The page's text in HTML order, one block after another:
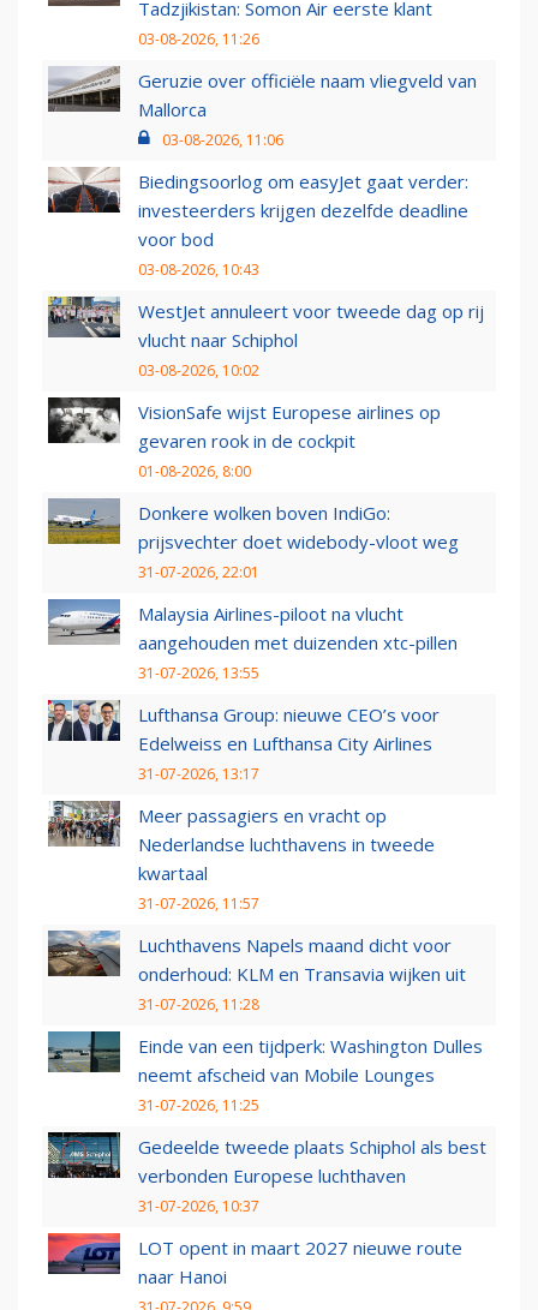
Tadzjikistan: Somon Air eerste klant
03-08-2026, 11:26
Geruzie over officiële naam vliegveld van
Mallorca
03-08-2026, 11:06
Biedingsoorlog om easyJet gaat verder:
investeerders krijgen dezelfde deadline
voor bod
03-08-2026, 10:43
WestJet annuleert voor tweede dag op rij
vlucht naar Schiphol
03-08-2026, 10:02
VisionSafe wijst Europese airlines op
gevaren rook in de cockpit
01-08-2026, 8:00
Donkere wolken boven IndiGo:
prijsvechter doet widebody-vloot weg
31-07-2026, 22:01
Malaysia Airlines-piloot na vlucht
aangehouden met duizenden xtc-pillen
31-07-2026, 13:55
Lufthansa Group: nieuwe CEO’s voor
Edelweiss en Lufthansa City Airlines
31-07-2026, 13:17
Meer passagiers en vracht op
Nederlandse luchthavens in tweede
kwartaal
31-07-2026, 11:57
Luchthavens Napels maand dicht voor
onderhoud: KLM en Transavia wijken uit
31-07-2026, 11:28
Einde van een tijdperk: Washington Dulles
neemt afscheid van Mobile Lounges
31-07-2026, 11:25
Gedeelde tweede plaats Schiphol als best
verbonden Europese luchthaven
31-07-2026, 10:37
LOT opent in maart 2027 nieuwe route
naar Hanoi